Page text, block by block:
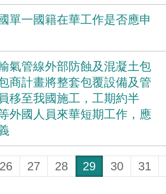
單一國籍在華工作是否應申
氣管線外部防蝕及混凝土包
商計畫將整套包覆設備及管
移至我國施工，工期約半
外國人員來華短期工作，應
26 27 28 29 30 31